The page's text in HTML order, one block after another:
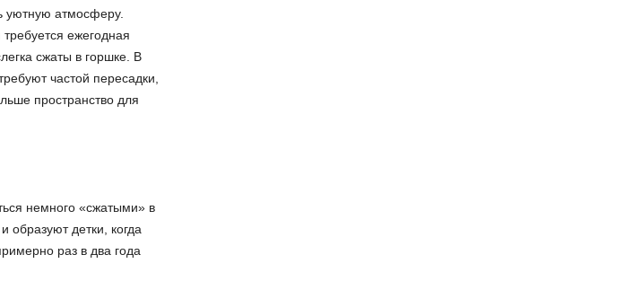
уютную атмосферу.
ежегодная
сжаты в горшке. В
частой пересадки,
пространство для
немного «сжатыми» в
образуют детки, когда
раз в два года